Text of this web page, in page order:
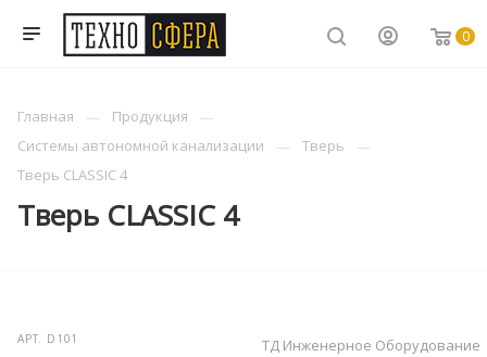
0
Главная
Продукция
Системы автономной канализации
Тверь
Тверь CLASSIC 4
Тверь CLASSIC 4
АРТ. D101 ТД Инженерное Оборудование